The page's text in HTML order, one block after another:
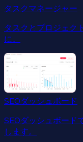
タスクマネージャー
タスクとプロジェク
に。
SEOダッシュボード
SEOダッシュボード
します。